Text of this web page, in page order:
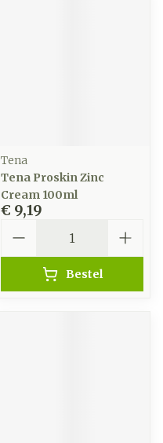
Tena
Tena Proskin Zinc
Cream 100ml
€ 9,19
Bestel